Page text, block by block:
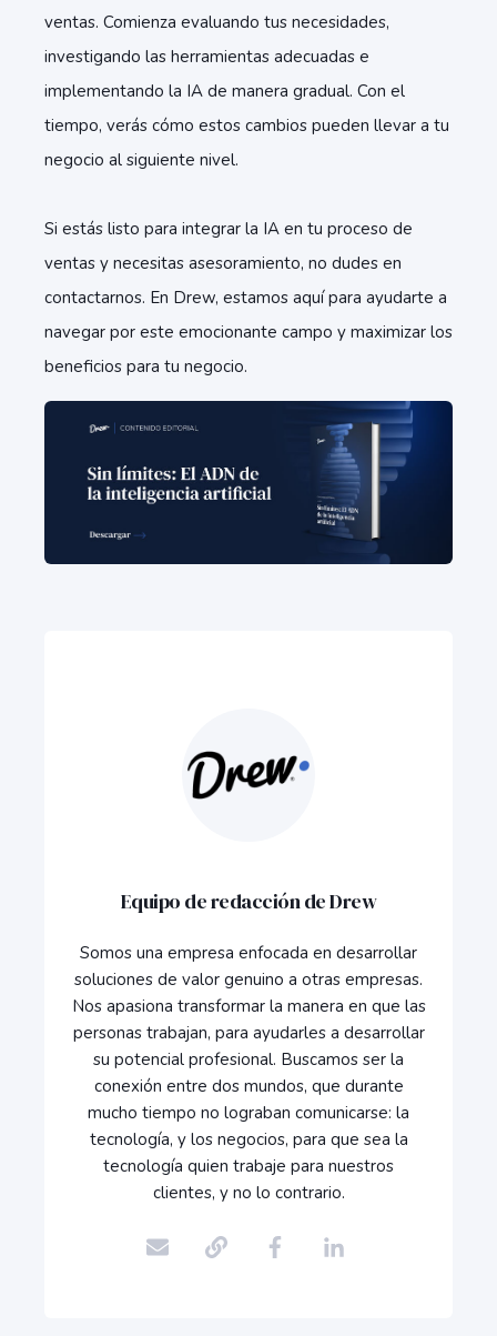
ventas. Comienza evaluando tus necesidades,
investigando las herramientas adecuadas e
implementando la IA de manera gradual. Con el
tiempo, verás cómo estos cambios pueden llevar a tu
negocio al siguiente nivel.
Si estás listo para integrar la IA en tu proceso de
ventas y necesitas asesoramiento, no dudes en
contactarnos. En Drew, estamos aquí para ayudarte a
navegar por este emocionante campo y maximizar los
beneficios para tu negocio.
Equipo de redacción de Drew
Somos una empresa enfocada en desarrollar
soluciones de valor genuino a otras empresas.
Nos apasiona transformar la manera en que las
personas trabajan, para ayudarles a desarrollar
su potencial profesional. Buscamos ser la
conexión entre dos mundos, que durante
mucho tiempo no lograban comunicarse: la
tecnología, y los negocios, para que sea la
tecnología quien trabaje para nuestros
clientes, y no lo contrario.